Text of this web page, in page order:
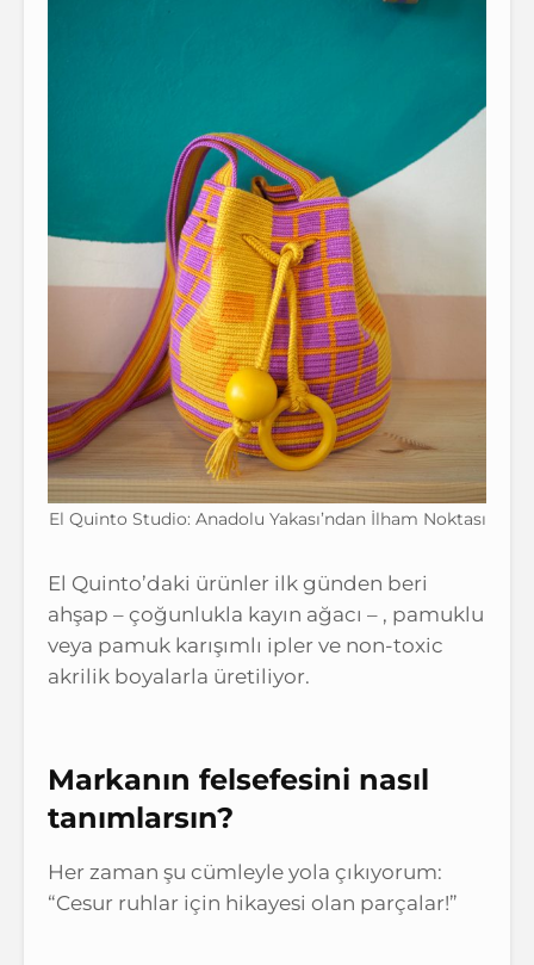
El Quinto Studio: Anadolu Yakası’ndan İlham Noktası
El Quinto’daki ürünler ilk günden beri
ahşap – çoğunlukla kayın ağacı – , pamuklu
veya pamuk karışımlı ipler ve non-toxic
akrilik boyalarla üretiliyor.
Markanın felsefesini nasıl
tanımlarsın?
Her zaman şu cümleyle yola çıkıyorum:
“Cesur ruhlar için hikayesi olan parçalar!”